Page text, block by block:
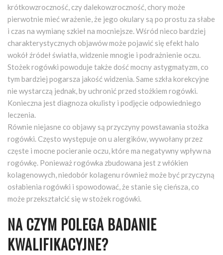
krótkowzroczność, czy dalekowzroczność, chory może
pierwotnie mieć wrażenie, że jego okulary są po prostu za słabe
i czas na wymianę szkieł na mocniejsze. Wśród nieco bardziej
charakterystycznych objawów może pojawić się efekt halo
wokół źródeł światła, widzenie mnogie i podrażnienie oczu.
Stożek rogówki powoduje także dość mocny astygmatyzm, co
tym bardziej pogarsza jakość widzenia. Same szkła korekcyjne
nie wystarczą jednak, by uchronić przed stożkiem rogówki.
Konieczna jest diagnoza okulisty i podjęcie odpowiedniego
leczenia.
Równie niejasne co objawy są przyczyny powstawania stożka
rogówki. Często występuje on u alergików, wywołany przez
częste i mocne pocieranie oczu, które ma negatywny wpływ na
rogówkę. Ponieważ rogówka zbudowana jest z włókien
kolagenowych, niedobór kolagenu również może być przyczyną
osłabienia rogówki i spowodować, że stanie się cieńsza, co
może przekształcić się w stożek rogówki.
NA CZYM POLEGA BADANIE
KWALIFIKACYJNE?